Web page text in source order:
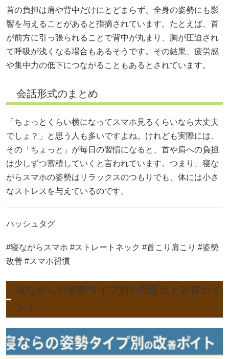
首の負担は肩や背中だけにとどまらず、全身の姿勢にも影
響を与えることがあると指摘されています。たとえば、首
が前方に引っ張られることで背中が丸まり、胸が圧迫され
て呼吸が浅くなる場合もあるそうです。その結果、疲労感
や集中力の低下につながることもあるとされています。
会話形式のまとめ
「ちょっとくらい横になってスマホ見るくらいなら大丈夫
でしょ？」と思う人も多いですよね。けれども実際には、
その「ちょっと」が毎日の習慣になると、首や肩への負担
は少しずつ蓄積していくと言われています。つまり、寝な
がらスマホの姿勢はリラックスのつもりでも、体には小さ
なストレスを与えているのです。
ハッシュタグ
#寝ながらスマホ #ストレートネック #首こり肩こり #姿勢
改善 #スマホ習慣
寝ながらの姿勢タイプ別の問題点と改善ポイ
ント